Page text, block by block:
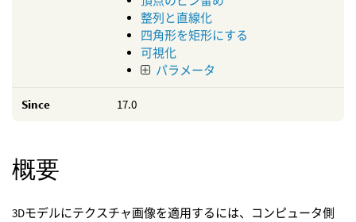
整列と直線化
四角形を矩形にする
可視化
パラメータ
Since 17.0
概要
3Dモデルにテクスチャ画像を適用するには、コンピュータ側